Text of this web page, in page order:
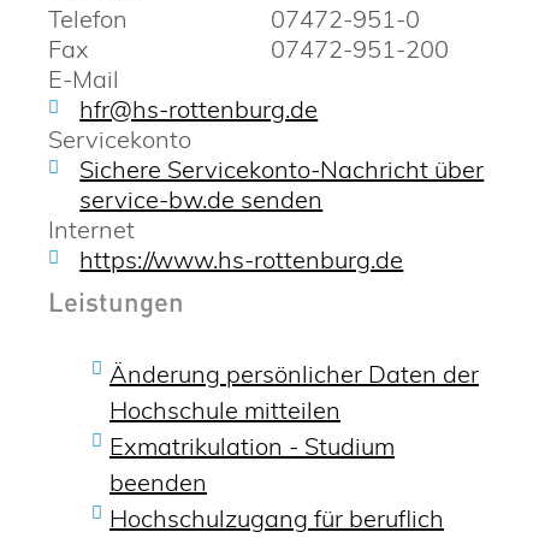
Telefon
07472-951-0
Fax
07472-951-200
E-Mail
hfr@hs-rottenburg.de
Servicekonto
Sichere Servicekonto-Nachricht über
service-bw.de senden
Internet
https://www.hs-rottenburg.de
Leistungen
Änderung persönlicher Daten der
Hochschule mitteilen
Exmatrikulation - Studium
beenden
Hochschulzugang für beruflich